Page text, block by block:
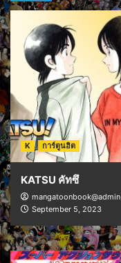
K การ์ตูนฮิต
KATSU คัทซึ
mangatoonbook@admin
September 5, 2023